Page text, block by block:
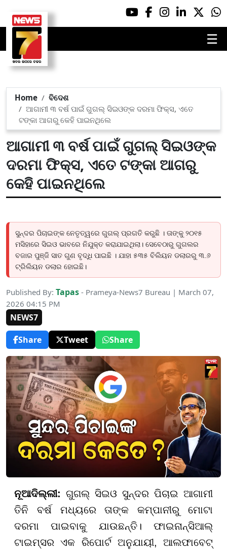
☰
Home
ବିଦେଶ
ଆଗାମୀ ୩ ବର୍ଷ ପାଇଁ ଗୁଗଲ୍ ସିଇଓଙ୍କ ଦରମା ଫିକ୍ସ, ଏତେ
ଟଙ୍କା ଆଗରୁ କେହି ପାଇନଥିଲେ
ଆଗାମୀ ୩ ବର୍ଷ ପାଇଁ ଗୁଗଲ୍ ସିଇଓଙ୍କ
ଦରମା ଫିକ୍ସ, ଏତେ ଟଙ୍କା ଆଗରୁ
କେହି ପାଇନଥିଲେ
ସୁନ୍ଦର ପିଚାଇଙ୍କ ନେତୃତ୍ୱରେ ଗୁଗଲ୍ ପ୍ରଗତି କରୁଛି । ତାଙ୍କୁ ୨୦୧୫
ମସିହାରେ ସିଇଓ ଭାବରେ ନିଯୁକ୍ତ କରାଯାଇଥିଲା। ସେବେଠାରୁ ଗୁଗଲର
ବଜାର ପୁଞ୍ଜି ସାତ ଗୁଣ ବୃଦ୍ଧି ପାଇଛି । ଯାହା ୫୩୫ ବିଲିୟନ ଡଲାରରୁ ୩.୬
ଟ୍ରିଲିୟନ ଡଲାର ହୋଇଛି।
Published By: Tapas - Prameya-News7 Bureau | March 07,
2026 04:15 PM
NEWS7
Share
Tweet Share
ନୂଆଦିଲ୍ଲୀ: ଗୁଗଲ୍ ସିଇଓ ସୁନ୍ଦର ପିଚାଇ ଆଗାମୀ
ତିନି ବର୍ଷ ମଧ୍ୟରେ ତାଙ୍କ କମ୍ପାନୀରୁ ମୋଟା
ଦରମା ପାଇବାକୁ ଯାଉଛନ୍ତି। ଫାଇନାନ୍ସିଆଲ୍
ଟାଇମ୍ସର ଏକ ରିପୋର୍ଟ ଅନୁଯାୟୀ, ଆଲଫାବେଟ୍